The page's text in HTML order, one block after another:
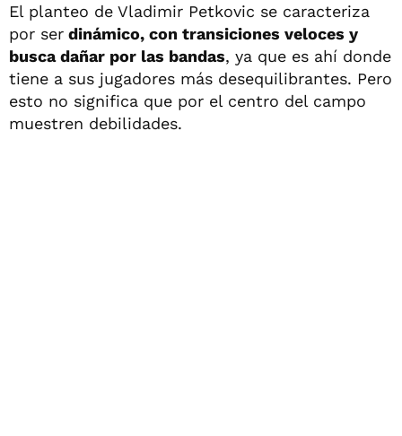
El planteo de Vladimir Petkovic se caracteriza
por ser dinámico, con transiciones veloces y
busca dañar por las bandas, ya que es ahí donde
tiene a sus jugadores más desequilibrantes. Pero
esto no significa que por el centro del campo
muestren debilidades.